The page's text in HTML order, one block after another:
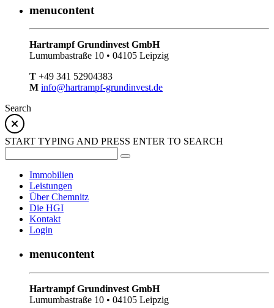
menucontent
Hartrampf Grundinvest GmbH
Lumumbastraße 10 • 04105 Leipzig
T +49 341 52904383
M info@hartrampf-grundinvest.de
Search
START TYPING AND PRESS ENTER TO SEARCH
Immobilien
Leistungen
Über Chemnitz
Die HGI
Kontakt
Login
menucontent
Hartrampf Grundinvest GmbH
Lumumbastraße 10 • 04105 Leipzig